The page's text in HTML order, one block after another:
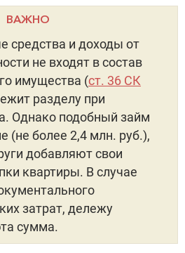
ВАЖНО
средства и доходы от
не входят в состав
имущества (ст. 36 СК
разделу при
Однако подобный займ
(не более 2,4 млн. руб.),
добавляют свои
квартиры. В случае
затрат, дележу
сумма.